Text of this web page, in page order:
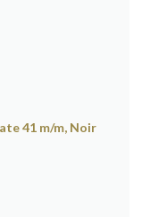
41 m/m, Noir